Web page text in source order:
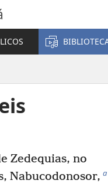
Zedequias, no
Nabucodonosor, a